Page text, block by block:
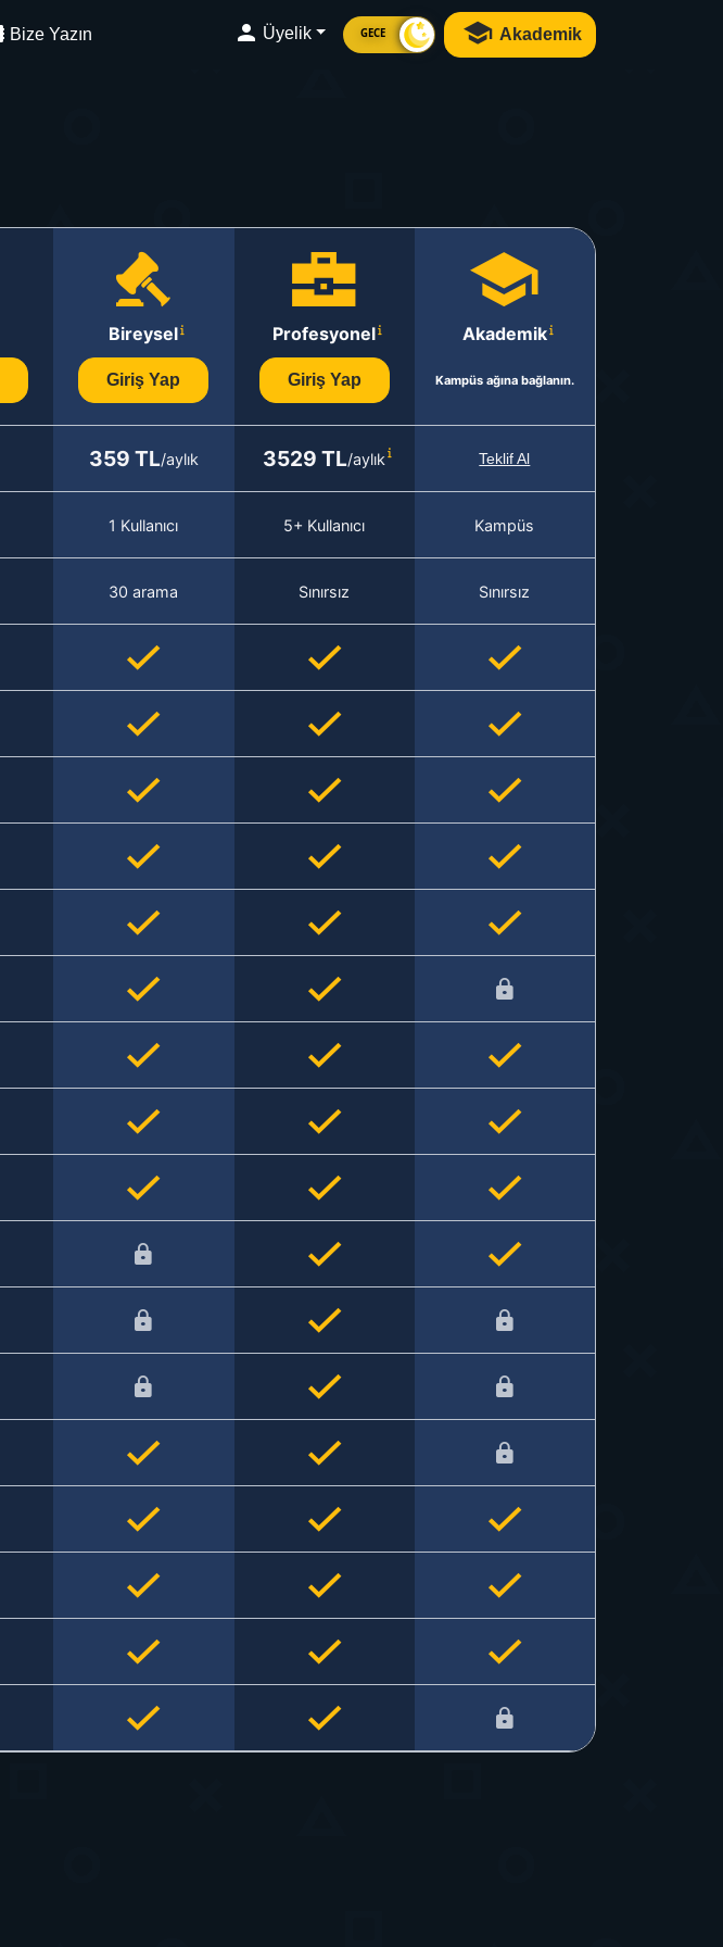
Bize Yazın Üyelik GECE Akademik
Bireysel
Giriş Yap
Profesyonel
Giriş Yap
Akademik
Kampüs ağına bağlanın.
359 TL/aylık 3529 TL/aylık Teklif Al
1 Kullanıcı 5+ Kullanıcı Kampüs
30 arama Sınırsız Sınırsız